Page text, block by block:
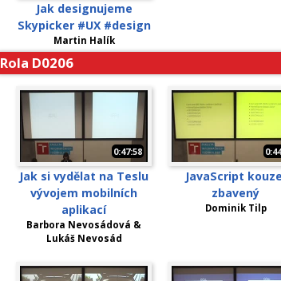
Jak designujeme
Skypicker #UX #design
Martin Halík
Rola D0206
0:47:58
Jak si vydělat na Teslu
vývojem mobilních
aplikací
Barbora Nevosádová &
Lukáš Nevosád
JavaScript
zbavený
Dominik Tilp